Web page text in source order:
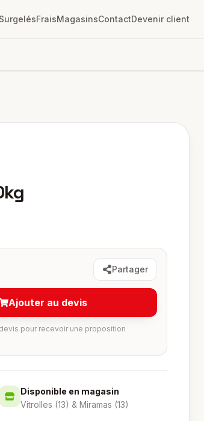
SurgelésFraisMagasinsContactDevenir client
Partager
Ajouter au devis
pour recevoir une proposition
Disponible en magasin
Vitrolles (13) & Miramas (13)